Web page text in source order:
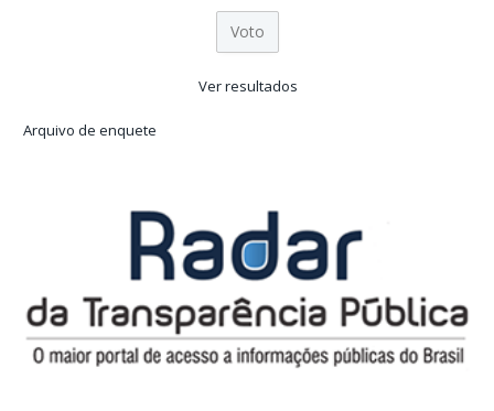
Ver resultados
Arquivo de enquete